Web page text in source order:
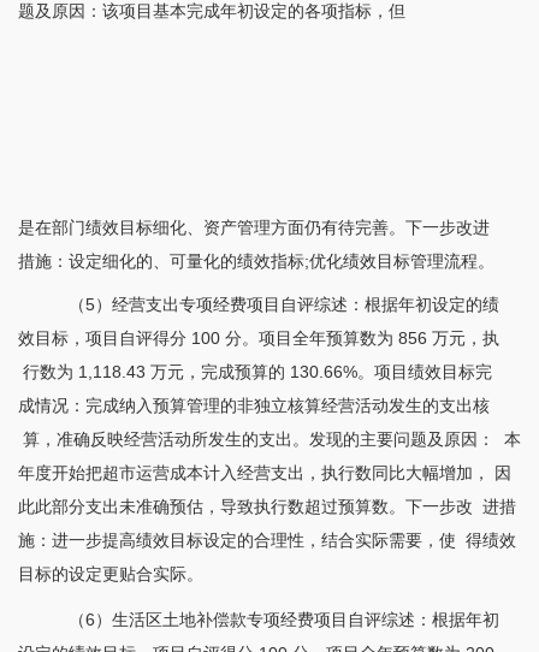
题及原因：该项目基本完成年初设定的各项指标，但
是在部门绩效目标细化、资产管理方面仍有待完善。下一步改进
措施：设定细化的、可量化的绩效指标;优化绩效目标管理流程。
（5）经营支出专项经费项目自评综述：根据年初设定的绩
效目标，项目自评得分 100 分。项目全年预算数为 856 万元，执
行数为 1,118.43 万元，完成预算的 130.66%。项目绩效目标完
成情况：完成纳入预算管理的非独立核算经营活动发生的支出核
算，准确反映经营活动所发生的支出。发现的主要问题及原因： 本
年度开始把超市运营成本计入经营支出，执行数同比大幅增加， 因
此此部分支出未准确预估，导致执行数超过预算数。下一步改 进措
施：进一步提高绩效目标设定的合理性，结合实际需要，使 得绩效
目标的设定更贴合实际。
（6）生活区土地补偿款专项经费项目自评综述：根据年初